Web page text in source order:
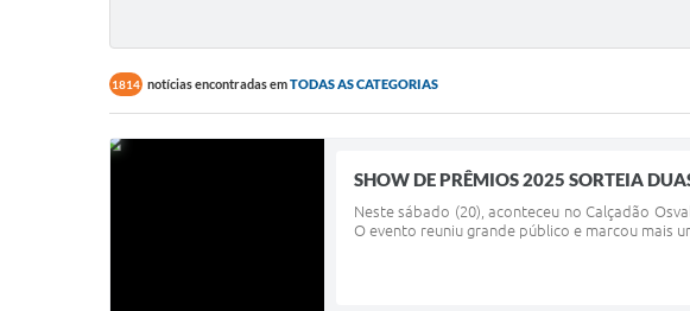
1814 notícias encontradas emTODAS AS CATEGORIAS
SHOW DE PRÊMIOS 2025 SORTEIA
Neste sábado (20), aconteceu no Calçadão
O evento reuniu grande público e marcou mais